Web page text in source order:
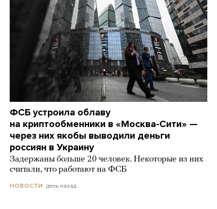
ФСБ устроила облаву
на криптообменники в «Москва-Сити» —
через них якобы выводили деньги
россиян в Украину
Задержаны больше 20 человек. Некоторые из них
считали, что работают на ФСБ
НОВОСТИ день назад